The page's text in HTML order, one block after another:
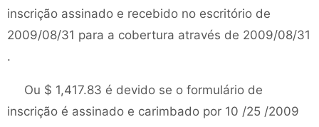
inscrição assinado e recebido no escritório de
2009/08/31 para a cobertura através de 2009/08/31
.
Ou $ 1,417.83 é devido se o formulário de
inscrição é assinado e carimbado por 10 /25 /2009